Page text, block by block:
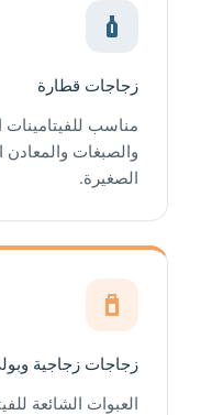
زجاجات قطارة
مناسب
والصبغات
الصغيرة.
زجاجات زجاجية
العبوات الشائعة